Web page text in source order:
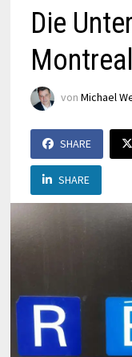
Die
Montreal
von Michael
SHARE
SHARE